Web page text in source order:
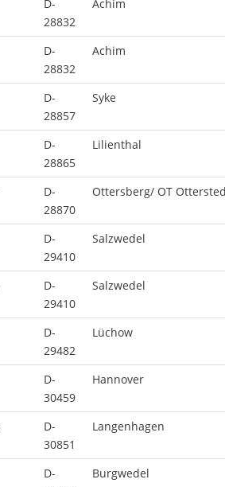
D-
28832
Achim
D-
28832
Achim
D-
28857
Syke
D-
28865
Lilienthal
D-
28870
Ottersberg/ OT
D-
29410
Salzwedel
D-
29410
Salzwedel
D-
29482
Lüchow
D-
30459
Hannover
D-
30851
Langenhagen
D-
Burgwedel